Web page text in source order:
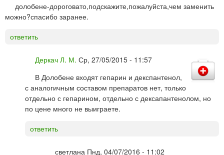
долобене-дороговато,подскажите,пожалуйста,чем заменить
можно?спасибо заранее.
ответить
Деркач Л. М. Ср, 27/05/2015 - 11:57
В Долобене входят гепарин и декспантенол,
с аналогичным составом препаратов нет, только
отдельно с гепарином, отдельно с дексапантенолом, но
по цене много не выиграете.
ответить
светлана Пнд, 04/07/2016 - 11:02